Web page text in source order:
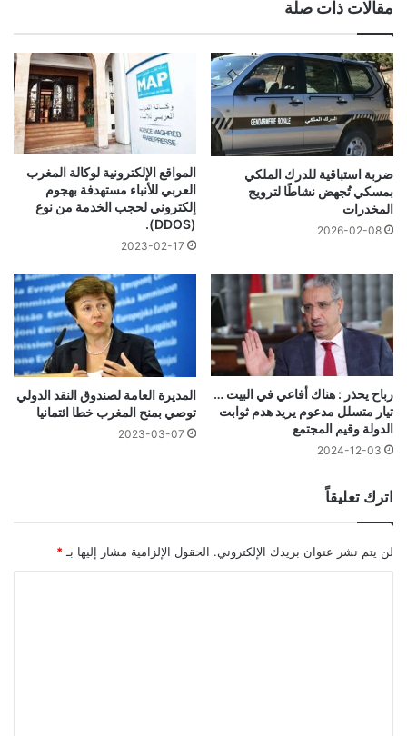
مقالات ذات صلة
ضربة استباقية للدرك الملكي
بمسكي تُجهض نشاطًا لترويج
المخدرات
2026-02-08
المواقع الإلكترونية لوكالة المغرب
العربي للأنباء مستهدفة بهجوم
إلكتروني لحجب الخدمة من نوع
(DDOS).
2023-02-17
رباح يحذر : هناك أفاعي في البيت …
تيار متسلل مدعوم يريد هدم ثوابت
الدولة وقيم المجتمع
2024-12-03
المديرة العامة لصندوق النقد الدولي
توصي بمنح المغرب خطا ائتمانيا
2023-03-07
اترك تعليقاً
لن يتم نشر عنوان بريدك الإلكتروني. الحقول الإلزامية مشار إليها بـ *